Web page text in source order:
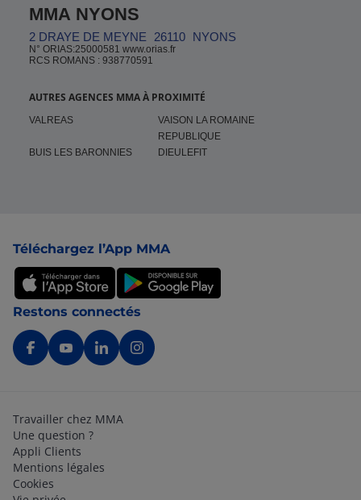
MMA NYONS
2 DRAYE DE MEYNE 26110 NYONS
N° ORIAS:25000581 www.orias.fr
RCS ROMANS : 938770591
AUTRES AGENCES MMA À PROXIMITÉ
VALREAS
VAISON LA ROMAINE
REPUBLIQUE
BUIS LES BARONNIES
DIEULEFIT
Téléchargez l’App MMA
Restons connectés
Travailler chez MMA
Une question ?
Appli Clients
Mentions légales
Cookies